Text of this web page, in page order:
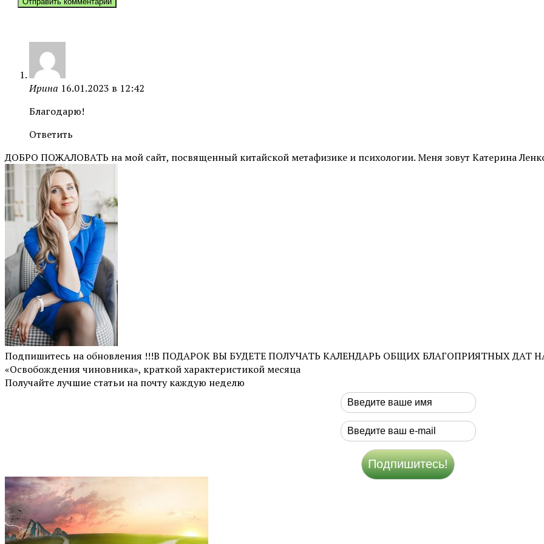
Ирина 16.01.2023 в 12:42
Благодарю!
Ответить
ДОБРО ПОЖАЛОВАТЬ на мой сайт, посвященный китайской метафизике и психологии. Меня зовут Катерина
Подпишитесь на обновления !!!В ПОДАРОК ВЫ БУДЕТЕ ПОЛУЧАТЬ КАЛЕНДАРЬ ОБЩИХ БЛАГОПРИЯТНЫХ ДАТ НА
«Освобождения чиновника», краткой характеристикой месяца
Получайте лучшие статьи на почту каждую неделю